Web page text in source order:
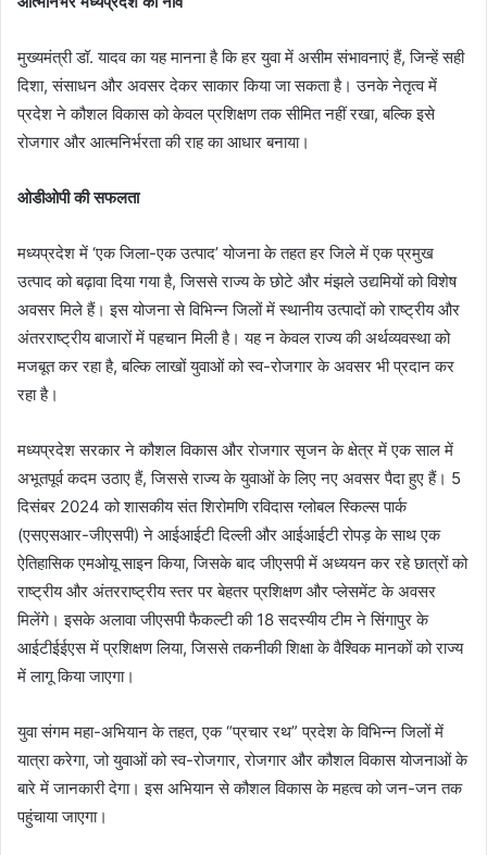
मुख्यमंत्री डॉ. यादव का यह मानना है कि हर युवा में असीम संभावनाएं हैं, जिन्हें सही
दिशा, संसाधन और अवसर देकर साकार किया जा सकता है। उनके नेतृत्व में
प्रदेश ने कौशल विकास को केवल प्रशिक्षण तक सीमित नहीं रखा, बल्कि इसे
रोजगार और आत्मनिर्भरता की राह का आधार बनाया।
ओडीओपी की सफलता
मध्यप्रदेश में ‘एक जिला-एक उत्पाद’ योजना के तहत हर जिले में एक प्रमुख
उत्पाद को बढ़ावा दिया गया है, जिससे राज्य के छोटे और मंझले उद्यमियों को विशेष
अवसर मिले हैं। इस योजना से विभिन्न जिलों में स्थानीय उत्पादों को राष्ट्रीय और
अंतरराष्ट्रीय बाजारों में पहचान मिली है। यह न केवल राज्य की अर्थव्यवस्था को
मजबूत कर रहा है, बल्कि लाखों युवाओं को स्व-रोजगार के अवसर भी प्रदान कर
रहा है।
मध्यप्रदेश सरकार ने कौशल विकास और रोजगार सृजन के क्षेत्र में एक साल में
अभूतपूर्व कदम उठाए हैं, जिससे राज्य के युवाओं के लिए नए अवसर पैदा हुए हैं। 5
दिसंबर 2024 को शासकीय संत शिरोमणि रविदास ग्लोबल स्किल्स पार्क
(एसएसआर-जीएसपी) ने आईआईटी दिल्ली और आईआईटी रोपड़ के साथ एक
ऐतिहासिक एमओयू साइन किया, जिसके बाद जीएसपी में अध्ययन कर रहे छात्रों को
राष्ट्रीय और अंतरराष्ट्रीय स्तर पर बेहतर प्रशिक्षण और प्लेसमेंट के अवसर
मिलेंगे। इसके अलावा जीएसपी फैकल्टी की 18 सदस्यीय टीम ने सिंगापुर के
आईटीईईएस में प्रशिक्षण लिया, जिससे तकनीकी शिक्षा के वैश्विक मानकों को राज्य
में लागू किया जाएगा।
युवा संगम महा-अभियान के तहत, एक “प्रचार रथ” प्रदेश के विभिन्न जिलों में
यात्रा करेगा, जो युवाओं को स्व-रोजगार, रोजगार और कौशल विकास योजनाओं के
बारे में जानकारी देगा। इस अभियान से कौशल विकास के महत्व को जन-जन तक
पहुंचाया जाएगा।